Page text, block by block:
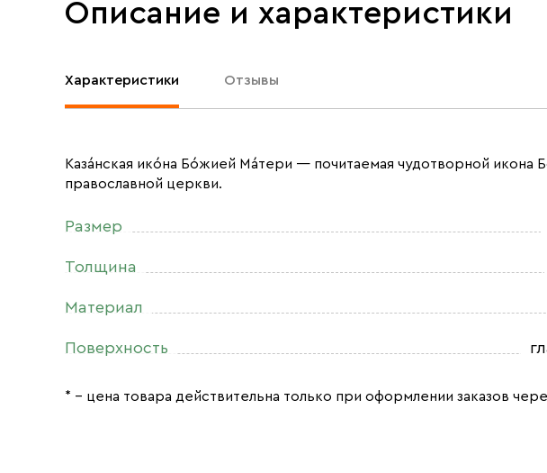
Описание и характеристики
Характеристики Отзывы
Каза́нская ико́на Бо́жией Ма́тери — почитаемая чудотворной икона
православной церкви.
Размер
Толщина
Материал
Поверхность
* – цена товара действительна только при оформлении заказов